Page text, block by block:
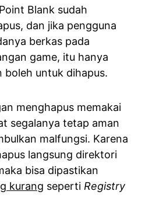
Blank sudah
dan jika pengguna
berkas pada
game, itu hanya
boleh untuk dihapus.
menghapus memakai
segalanya tetap aman
malfungsi. Karena
langsung direktori
bisa dipastikan
kurang seperti Registry